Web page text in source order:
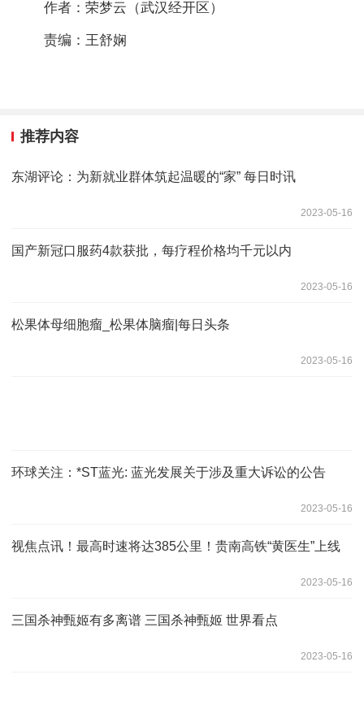
作者：荣梦云（武汉经开区）
责编：王舒娴
推荐内容
东湖评论：为新就业群体筑起温暖的“家” 每日时讯
2023-05-16
国产新冠口服药4款获批，每疗程价格均千元以内
2023-05-16
松果体母细胞瘤_松果体脑瘤|每日头条
2023-05-16
环球关注：*ST蓝光: 蓝光发展关于涉及重大诉讼的公告
2023-05-16
视焦点讯！最高时速将达385公里！贵南高铁“黄医生”上线
2023-05-16
三国杀神甄姬有多离谱 三国杀神甄姬 世界看点
2023-05-16